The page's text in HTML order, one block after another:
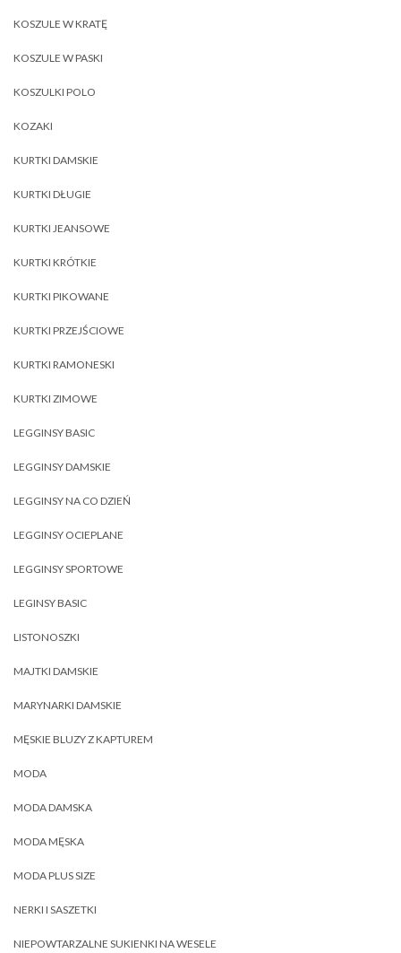
KOSZULE W KRATĘ
KOSZULE W PASKI
KOSZULKI POLO
KOZAKI
KURTKI DAMSKIE
KURTKI DŁUGIE
KURTKI JEANSOWE
KURTKI KRÓTKIE
KURTKI PIKOWANE
KURTKI PRZEJŚCIOWE
KURTKI RAMONESKI
KURTKI ZIMOWE
LEGGINSY BASIC
LEGGINSY DAMSKIE
LEGGINSY NA CO DZIEŃ
LEGGINSY OCIEPLANE
LEGGINSY SPORTOWE
LEGINSY BASIC
LISTONOSZKI
MAJTKI DAMSKIE
MARYNARKI DAMSKIE
MĘSKIE BLUZY Z KAPTUREM
MODA
MODA DAMSKA
MODA MĘSKA
MODA PLUS SIZE
NERKI I SASZETKI
NIEPOWTARZALNE SUKIENKI NA WESELE